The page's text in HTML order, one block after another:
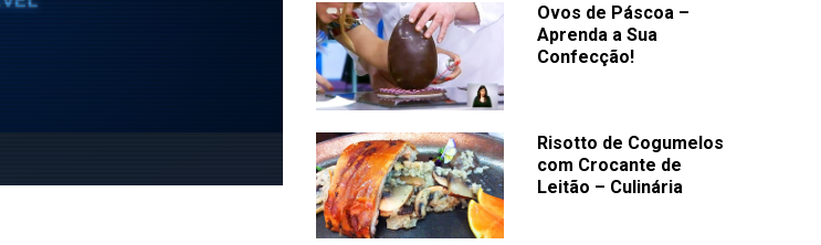
Ovos de Páscoa –
Aprenda a Sua
Confecção!
Risotto de Cogumelos
com Crocante de
Leitão – Culinária